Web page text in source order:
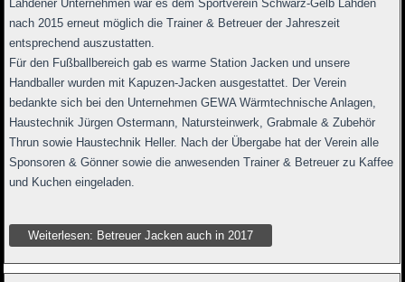
Lähdener Unternehmen war es dem Sportverein Schwarz-Gelb Lähden
nach 2015 erneut möglich die Trainer & Betreuer der Jahreszeit
entsprechend auszustatten.
Für den Fußballbereich gab es warme Station Jacken und unsere
Handballer wurden mit Kapuzen-Jacken ausgestattet. Der Verein
bedankte sich bei den Unternehmen GEWA Wärmtechnische Anlagen,
Haustechnik Jürgen Ostermann, Natursteinwerk, Grabmale & Zubehör
Thrun sowie Haustechnik Heller. Nach der Übergabe hat der Verein alle
Sponsoren & Gönner sowie die anwesenden Trainer & Betreuer zu Kaffee
und Kuchen eingeladen.
Weiterlesen: Betreuer Jacken auch in 2017